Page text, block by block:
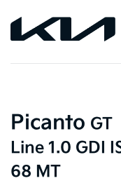
Picanto GT
Line 1.0 GDI
68 MT